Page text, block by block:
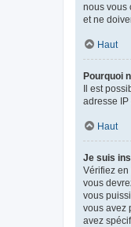
nous vous
et ne
Haut
Pourquoi
Il est
adresse IP
Haut
Je suis
Vérifiez en
vous
vous
vous avez
avez